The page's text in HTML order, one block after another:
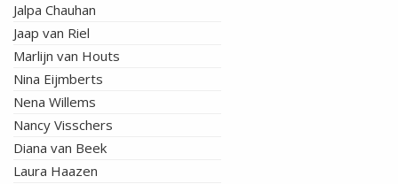
Jalpa Chauhan
Jaap van Riel
Marlijn van Houts
Nina Eijmberts
Nena Willems
Nancy Visschers
Diana van Beek
Laura Haazen